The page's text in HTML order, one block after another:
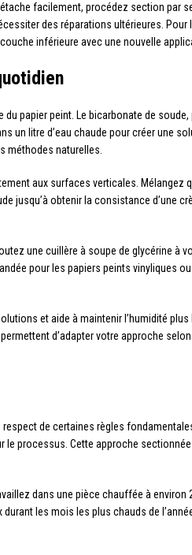
facilement, procédez section par
des réparations ultérieures.
inférieure avec une nouvelle
papier peint. Le bicarbonate de
un litre d’eau chaude pour créer une
méthodes naturelles.
aux surfaces verticales. Mélangez
jusqu’à obtenir la consistance d’une
une cuillère à soupe de glycérine à
pour les papiers peints vinyliques
et aide à maintenir l’humidité
d’adapter votre approche selon
de certaines règles
processus. Cette approche
dans une pièce chauffée à environ
les mois les plus chauds de